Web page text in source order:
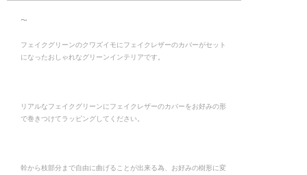
〜
フェイクグリーンのクワズイモにフェイクレザーのカバーがセット
になったおしゃれなグリーンインテリアです。
リアルなフェイクグリーンにフェイクレザーのカバーをお好みの形
で巻きつけてラッピングしてください。
幹から枝部分まで自由に曲げることが出来る為、お好みの樹形に変